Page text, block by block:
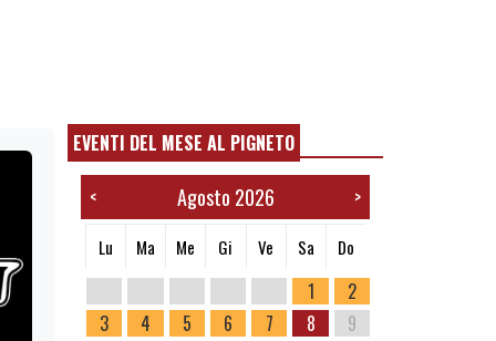
EVENTI DEL MESE AL PIGNETO
< Agosto 2026 >
Lu Ma Me Gi Ve Sa Do
1
2
3
4 5 6 7 8
9